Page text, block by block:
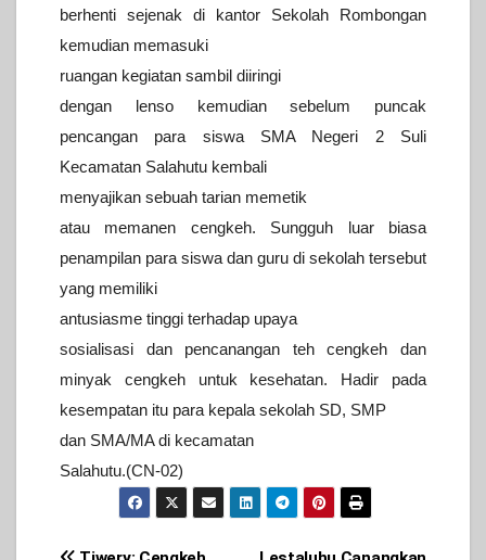
berhenti sejenak di kantor Sekolah Rombongan
kemudian memasuki
ruangan kegiatan sambil diiringi
dengan lenso kemudian sebelum puncak
pencangan para
siswa SMA Negeri 2 Suli
Kecamatan Salahutu kembali
menyajikan sebuah tarian memetik
atau memanen cengkeh. Sungguh luar biasa
penampilan para siswa dan guru di sekolah tersebut
yang memiliki
antusiasme tinggi terhadap upaya
sosialisasi dan pencanangan teh cengkeh dan
minyak cengkeh untuk kesehatan.
Hadir pada
kesempatan itu para kepala sekolah SD, SMP
dan SMA/MA di kecamatan
Salahutu.(CN-02)